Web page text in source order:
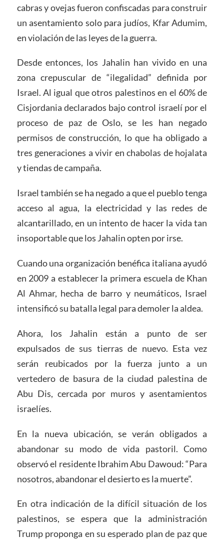
cabras y ovejas fueron confiscadas para construir
un asentamiento solo para judíos, Kfar Adumim,
en violación de las leyes de la guerra.
Desde entonces, los Jahalin han vivido en una
zona crepuscular de “ilegalidad” definida por
Israel. Al igual que otros palestinos en el 60% de
Cisjordania declarados bajo control israelí por el
proceso de paz de Oslo, se les han negado
permisos de construcción, lo que ha obligado a
tres generaciones a vivir en chabolas de hojalata
y tiendas de campaña.
Israel también se ha negado a que el pueblo tenga
acceso al agua, la electricidad y las redes de
alcantarillado, en un intento de hacer la vida tan
insoportable que los Jahalin opten por irse.
Cuando una organización benéfica italiana ayudó
en 2009 a establecer la primera escuela de Khan
Al Ahmar, hecha de barro y neumáticos, Israel
intensificó su batalla legal para demoler la aldea.
Ahora, los Jahalin están a punto de ser
expulsados ​​de sus tierras de nuevo. Esta vez
serán reubicados por la fuerza junto a un
vertedero de basura de la ciudad palestina de
Abu Dis, cercada por muros y asentamientos
israelíes.
En la nueva ubicación, se verán obligados a
abandonar su modo de vida pastoril. Como
observó el residente Ibrahim Abu Dawoud: “Para
nosotros, abandonar el desierto es la muerte”.
En otra indicación de la difícil situación de los
palestinos, se espera que la administración
Trump proponga en su esperado plan de paz que